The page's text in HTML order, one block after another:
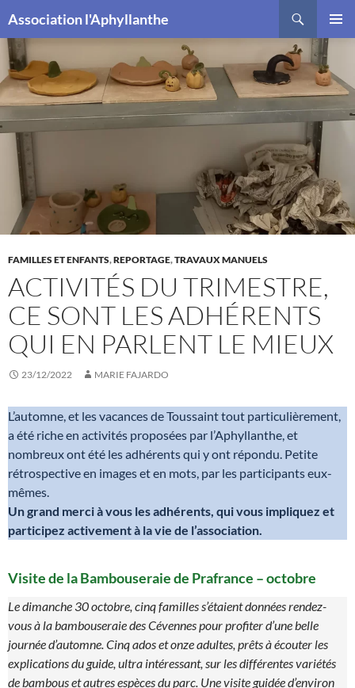
Association l'Aphyllanthe
MENU
AU
CONTENU
FAMILLES ET ENFANTS,REPORTAGE,TRAVAUX MANUELS
ACTIVITÉS DU TRIMESTRE,
CE SONT LES ADHÉRENTS
QUI EN PARLENT LE MIEUX
23/12/2022 MARIE FAJARDO
L’automne, et les vacances de Toussaint tout particulièrement,
a été riche en activités proposées par l’Aphyllanthe, et
nombreux ont été les adhérents qui y ont répondu. Petite
rétrospective en images et en mots, par les participants eux-
mêmes.
Un grand merci à vous les adhérents, qui vous impliquez et
participez activement à la vie de l’association.
Visite de la Bambouseraie de Prafrance – octobre
Le dimanche 30 octobre, cinq familles s’étaient données rendez-
vous à la bambouseraie des Cévennes pour profiter d’une belle
journée d’automne. Cinq ados et onze adultes, prêts à écouter les
explications du guide, ultra intéressant, sur les différentes variétés
de bambous et autres espèces du parc. Une visite guidée d’environ